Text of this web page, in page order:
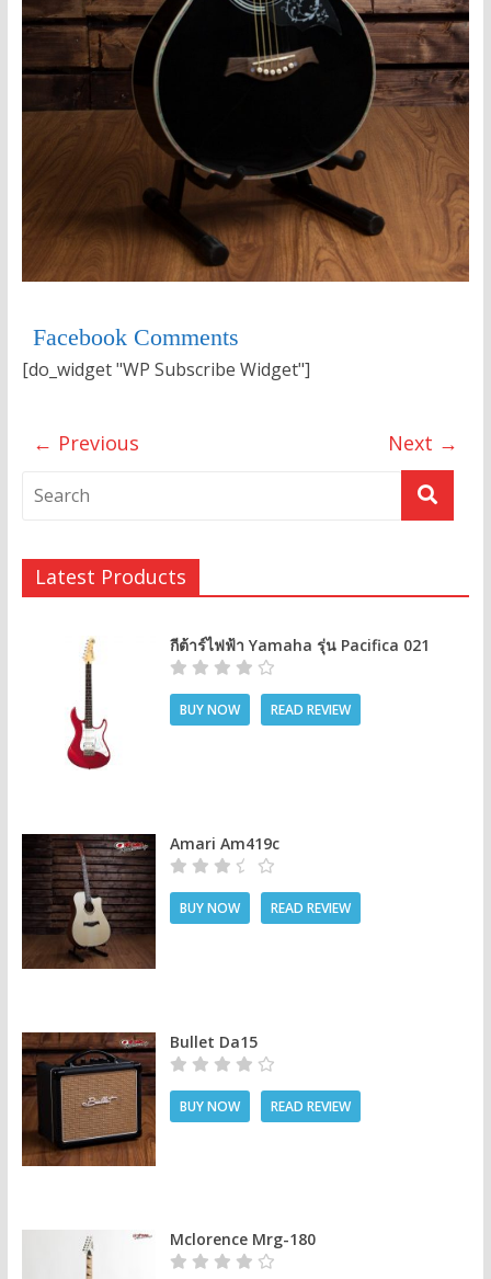
Facebook Comments
[do_widget "WP Subscribe Widget"]
← Previous Next →
Latest Products
กีต้าร์ไฟฟ้า Yamaha รุ่น Pacifica 021
BUY NOW READ REVIEW
Amari Am419c
BUY NOW READ REVIEW
Bullet Da15
BUY NOW READ REVIEW
Mclorence Mrg-180